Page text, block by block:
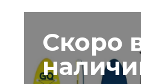
Скоро